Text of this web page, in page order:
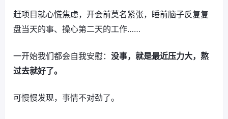
赶项目就心慌焦虑，开会前莫名紧张，睡前脑子反复复
盘当天的事、操心第二天的工作……
一开始我们都会自我安慰： 没事，就是最近压力大，熬
过去就好了。
可慢慢发现，事情不对劲了。